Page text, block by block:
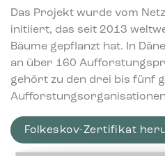
Das Projekt wurde vom
initiiert, das seit 2013
Bäume gepflanzt hat. In
an über 160
gehört zu den drei bis fünf
Folkeskov-Zertifikat